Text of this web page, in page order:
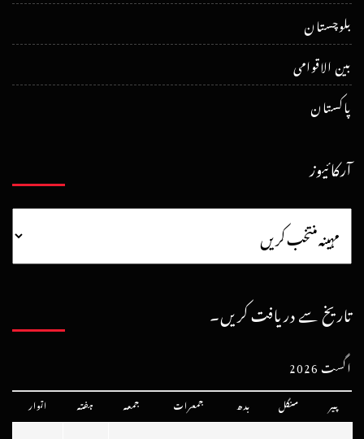
بلوچستان
بین الاقوامی
پاکستان
آرکائیوز
تاریخ سے دریافت کریں۔
اگست 2026
پیر منگل بدھ جمعرات جمعہ ہفتہ اتوار